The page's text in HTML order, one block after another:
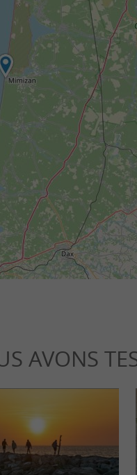
AVONS